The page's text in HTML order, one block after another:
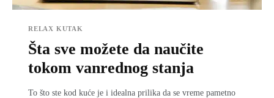
RELAX KUTAK
Šta sve možete da naučite
tokom vanrednog stanja
To što ste kod kuće je i idealna prilika da se vreme pametno